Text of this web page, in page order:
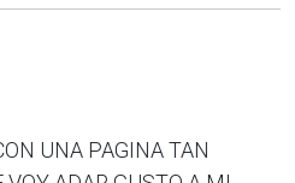
UNA PAGINA TAN